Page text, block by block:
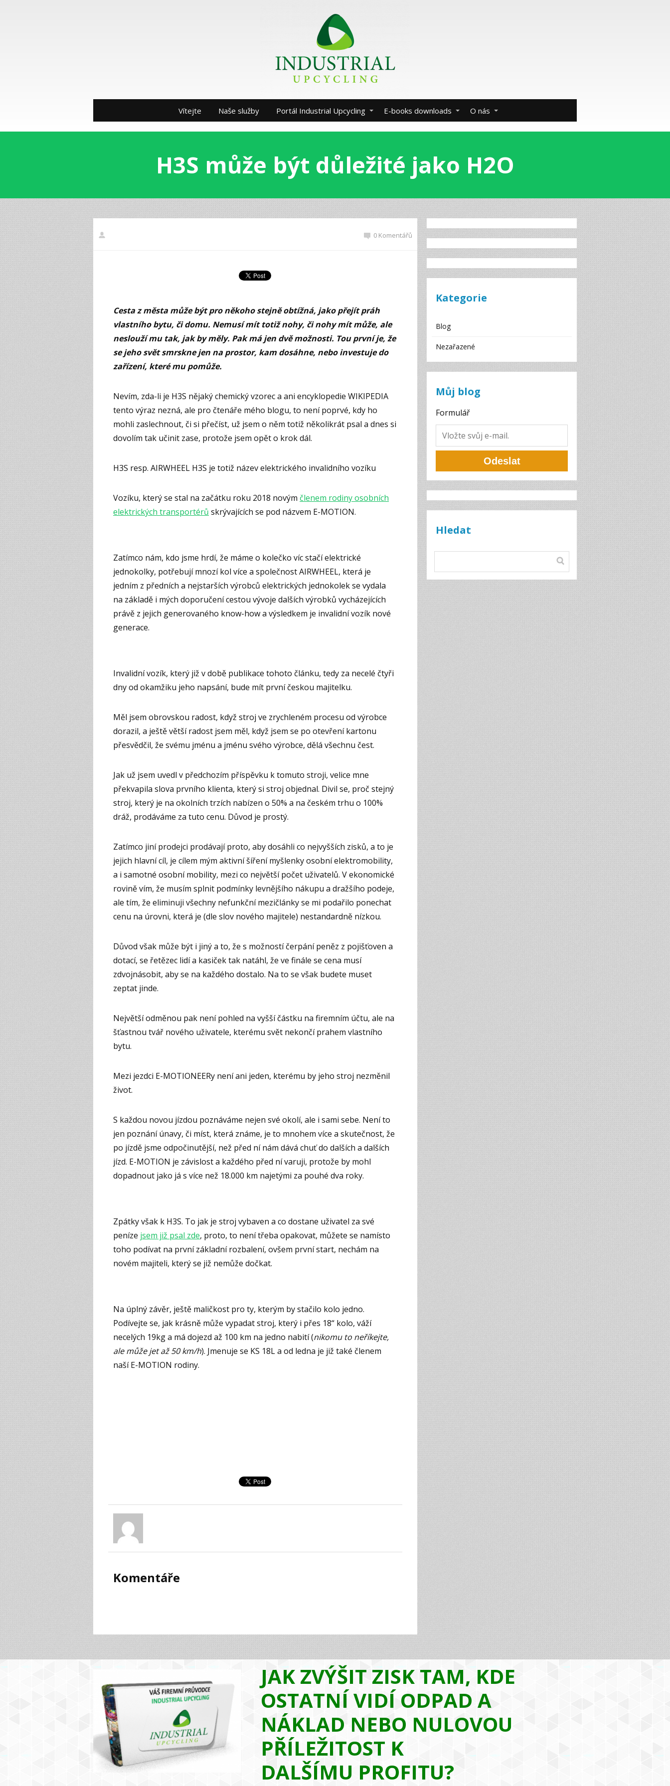
Vítejte Naše služby Portál Industrial Upcycling E-books downloads O nás
H3S může být důležité jako H2O
0 Komentářů
Cesta z města může být pro někoho stejně obtížná, jako přejít práh
vlastního bytu, či domu. Nemusí mít totiž nohy, či nohy mít může, ale
neslouží mu tak, jak by měly. Pak má jen dvě možnosti. Tou první je, že
se jeho svět smrskne jen na prostor, kam dosáhne, nebo investuje do
zařízení, které mu pomůže.
Nevím, zda-li je H3S nějaký chemický vzorec a ani encyklopedie WIKIPEDIA
tento výraz nezná, ale pro čtenáře mého blogu, to není poprvé, kdy ho
mohli zaslechnout, či si přečíst, už jsem o něm totiž několikrát psal a dnes si
dovolím tak učinit zase, protože jsem opět o krok dál.
H3S resp. AIRWHEEL H3S je totiž název elektrického invalidního vozíku
Vozíku, který se stal na začátku roku 2018 novým členem rodiny osobních
elektrických transportérů skrývajících se pod názvem E-MOTION.
Zatímco nám, kdo jsme hrdí, že máme o kolečko víc stačí elektrické
jednokolky, potřebují mnozí kol více a společnost AIRWHEEL, která je
jedním z předních a nejstarších výrobců elektrických jednokolek se vydala
na základě i mých doporučení cestou vývoje dalších výrobků vycházejících
právě z jejich generovaného know-how a výsledkem je invalidní vozík nové
generace.
Invalidní vozík, který již v době publikace tohoto článku, tedy za necelé čtyři
dny od okamžiku jeho napsání, bude mít první českou majitelku.
Měl jsem obrovskou radost, když stroj ve zrychleném procesu od výrobce
dorazil, a ještě větší radost jsem měl, když jsem se po otevření kartonu
přesvědčil, že svému jménu a jménu svého výrobce, dělá všechnu čest.
Jak už jsem uvedl v předchozím příspěvku k tomuto stroji, velice mne
překvapila slova prvního klienta, který si stroj objednal. Divil se, proč stejný
stroj, který je na okolních trzích nabízen o 50% a na českém trhu o 100%
dráž, prodáváme za tuto cenu. Důvod je prostý.
Zatímco jiní prodejci prodávají proto, aby dosáhli co nejvyšších zisků, a to je
jejich hlavní cíl, je cílem mým aktivní šíření myšlenky osobní elektromobility,
a i samotné osobní mobility, mezi co největší počet uživatelů. V ekonomické
rovině vím, že musím splnit podmínky levnějšího nákupu a dražšího podeje,
ale tím, že eliminuji všechny nefunkční mezičlánky se mi podařilo ponechat
cenu na úrovni, která je (dle slov nového majitele) nestandardně nízkou.
Důvod však může být i jiný a to, že s možností čerpání peněz z pojišťoven a
dotací, se řetězec lidí a kasiček tak natáhl, že ve finále se cena musí
zdvojnásobit, aby se na každého dostalo. Na to se však budete muset
zeptat jinde.
Největší odměnou pak není pohled na vyšší částku na firemním účtu, ale na
šťastnou tvář nového uživatele, kterému svět nekončí prahem vlastního
bytu.
Mezi jezdci E-MOTIONEERy není ani jeden, kterému by jeho stroj nezměnil
život.
S každou novou jízdou poznáváme nejen své okolí, ale i sami sebe. Není to
jen poznání únavy, či míst, která známe, je to mnohem více a skutečnost, že
po jízdě jsme odpočinutější, než před ní nám dává chuť do dalších a dalších
jízd. E-MOTION je závislost a každého před ní varuji, protože by mohl
dopadnout jako já s více než 18.000 km najetými za pouhé dva roky.
Zpátky však k H3S. To jak je stroj vybaven a co dostane uživatel za své
peníze jsem již psal zde, proto, to není třeba opakovat, můžete se namísto
toho podívat na první základní rozbalení, ovšem první start, nechám na
novém majiteli, který se již nemůže dočkat.
Na úplný závěr, ještě maličkost pro ty, kterým by stačilo kolo jedno.
Podívejte se, jak krásně může vypadat stroj, který i přes 18“ kolo, váží
necelých 19kg a má dojezd až 100 km na jedno nabití (nikomu to neříkejte,
ale může jet až 50 km/h). Jmenuje se KS 18L a od ledna je již také členem
naší E-MOTION rodiny.
Komentáře
Kategorie
Blog
Nezařazené
Můj blog
Formulář
Odeslat
Hledat
JAK ZVÝŠIT ZISK TAM, KDE
OSTATNÍ VIDÍ ODPAD A
NÁKLAD NEBO NULOVOU
PŘÍLEŽITOST K
DALŠÍMU PROFITU?